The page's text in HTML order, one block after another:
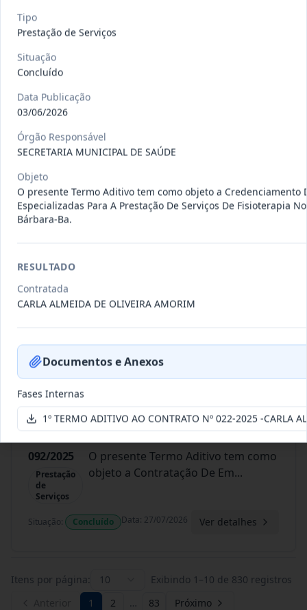
196/2023
de
Serviços
Situação: Concluído
139/2021
Prestação
de
O presente termo aditivo tem como
objeto a Contratação de em...
Situação: Concluído
Prestação
de
Serviços
objeto a Contratação de e...
Situação: Concluído
092/2025
Prestação
de
Serviços
O presente Termo Aditivo tem como
objeto a Contratação De Em...
Situação: Concluído Data: 27/07/2026 Ver detalhes
Itens por página: 10 Exibindo 1 –10 de 830 registros
1 2 … 83 Próximo
Tipo
Prestação de Serviços
Situação
Concluído
Data Publicação
03/06/2026
Órgão Responsável
SECRETARIA MUNICIPAL DE SAÚDE
Objeto
O presente Termo Aditivo tem como objeto a Credenciamento
Especializadas Para A Prestação De Serviços De Fisioterapia
Bárbara-Ba.
RESULTADO
Contratada
CARLA ALMEIDA DE OLIVEIRA AMORIM
Documentos e Anexos
Fases Internas
1º TERMO ADITIVO AO CONTRATO Nº 022-2025 -CARLA